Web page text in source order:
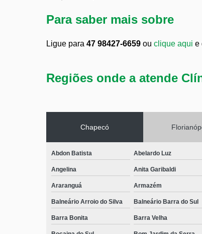
Para saber mais sobre
Ligue para 47 98427-6659 ou clique aqui e
Regiões onde a atende
Chapecó
Abdon Batista Abelardo Luz
Angelina Anita Garibaldi
Araranguá Armazém
Balneário Arroio do Silva Balneário Barra do Sul
Barra Bonita Barra Velha